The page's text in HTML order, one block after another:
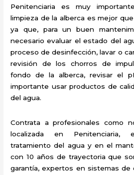
Penitenciaria es muy
limpieza de la alberca es mejor
ya que, para un buen
necesario evaluar el estado del
proceso de desinfección, lavar o
revisión de los chorros de
fondo de la alberca, revisar el
importante usar productos de
del agua.
Contrata a profesionales como
localizada en Penitenciaria,
tratamiento del agua y en el
con 10 años de trayectoria que
garantía, expertos en sistemas de